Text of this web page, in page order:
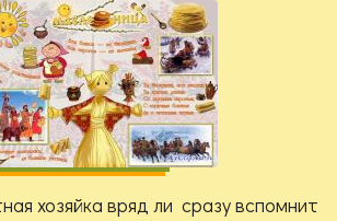
хозяйка вряд ли сразу вспомнит